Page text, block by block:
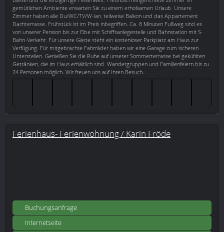
gemütlichen Ambiente erwarten Sie zu einem erholsamen Urlaub. Unsere
Zimmer haben alle Du/WC/TV/W-lan, teilweise Balkon und das Appartement
Dachterrasse. Frühstück ist im Preis inbegriffen. Ca. 8 Minuten Fußweg sind es
von unserer Pension bis zur Elbe mit Schiffsanlegestelle und Bahnstation mit S-
Bahn-Verkehr. Für unsere Gäste steht ein kostenloser Parkplatz am Haus zur
Verfügung. Für mitgebrachte Fahrräder haben wir eine Garage zum sicheren
Unterstellen. Genießen Sie die Ruhe auf unserer Sommerterrasse bei gekühlten
Getränken, die im Haus erhältlich sind. Wandergruppen und Familienfeiern bis zu
24 Personen möglich. Wir freuen uns auf Ihren Besuch.
Ferienhaus- Ferienwohnung / Karin Fröde
Buchungsanfrage
Internetseite